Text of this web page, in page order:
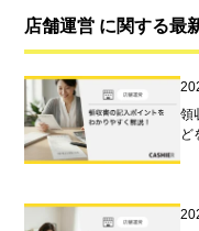
店舗運営 に関する最
領
ど